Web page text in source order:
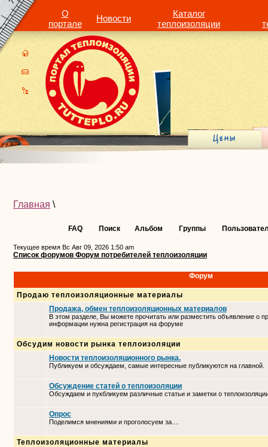
О
портале
Новости
Каталог
теплоизоляции
Главная \
FAQ Поиск Альбом Группы
Текущее время Вс Авг 09, 2026 1:50 am
Список форумов Форум потребителей теплоизоляции
Форум
Продаю теплоизоляционные материалы
Продажа, обмен теплоизоляционных материалов
В этом разделе, Вы можете прочитать или разместить объявление о
информации нужна регистрация на форуме
Обсудим новости рынка теплоизоляции
Новости теплоизоляционного рынка.
Публикуем и обсуждаем, самые интересные публикуются на главной.
Обсуждение статей о теплоизоляции
Обсуждаем и пукбликуем различные статьи и заметки о
Опрос
Поделимся мнениями и проголосуем за....
Теплоизоляционные материалы